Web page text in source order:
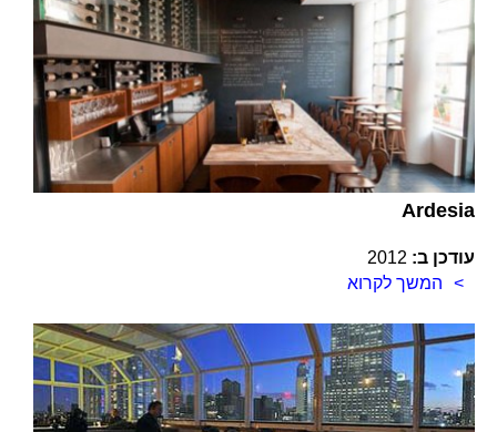
Ardesia
עודכן ב: 2012
המשך לקרוא